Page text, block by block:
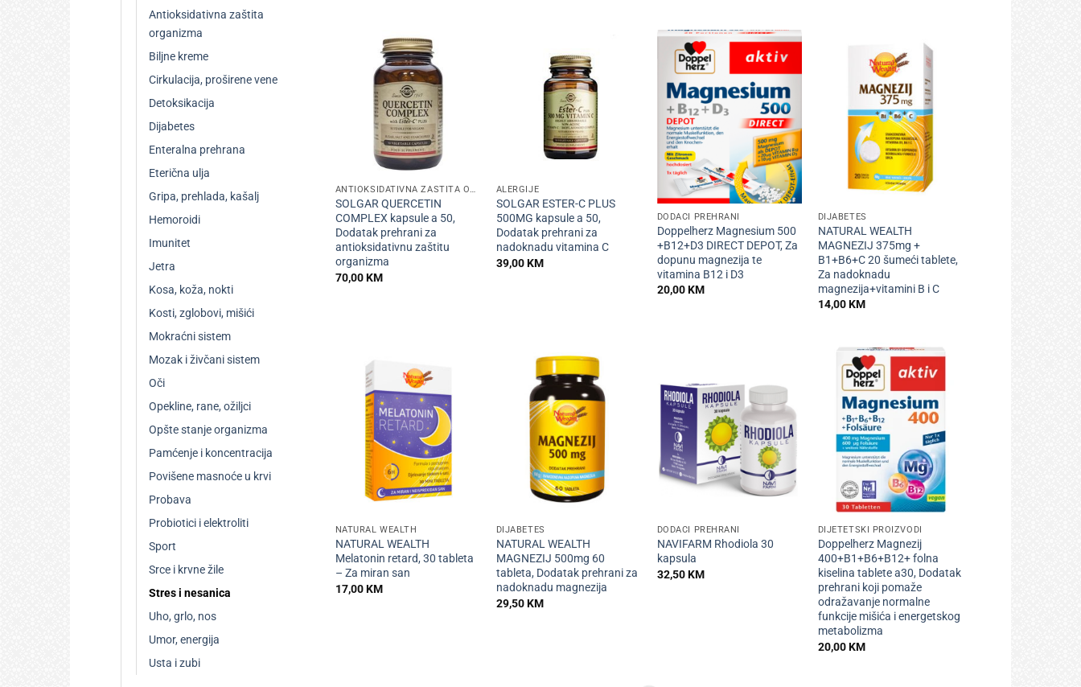
Antioksidativna zaštita
organizma
Biljne kreme
Cirkulacija, proširene vene
Detoksikacija
Dijabetes
Enteralna prehrana
Eterična ulja
Gripa, prehlada, kašalj
Hemoroidi
Imunitet
Jetra
Kosa, koža, nokti
Kosti, zglobovi, mišići
Mokraćni sistem
Mozak i živčani sistem
Oči
Opekline, rane, ožiljci
Opšte stanje organizma
Pamćenje i koncentracija
Povišene masnoće u krvi
Probava
Probiotici i elektroliti
Sport
Srce i krvne žile
Stres i nesanica
Uho, grlo, nos
Umor, energija
Usta i zubi
ANTIOKSIDATIVNA ZAŠTITA ORGANIZMA
SOLGAR QUERCETIN
COMPLEX kapsule a 50,
Dodatak prehrani za
antioksidativnu zaštitu
organizma
70,00KM
ALERGIJE
SOLGAR ESTER-C PLUS
500MG kapsule a 50,
Dodatak prehrani za
nadoknadu vitamina C
39,00KM
+
DODACI PREHRANI
Doppelherz Magnesium 500
+B12+D3 DIRECT DEPOT, Za
dopunu magnezija te
vitamina B12 i D3
20,00KM
DIJABETES
NATURAL WEALTH
MAGNEZIJ 375mg +
B1+B6+C 20 šumeći tablete,
Za nadoknadu
magnezija+vitamini B i C
14,00KM
NATURAL WEALTH
NATURAL WEALTH
Melatonin retard, 30 tableta
– Za miran san
17,00KM
DIJABETES
NATURAL WEALTH
MAGNEZIJ 500mg 60
tableta, Dodatak prehrani za
nadoknadu magnezija
29,50KM
DODACI PREHRANI
NAVIFARM Rhodiola 30
kapsula
32,50KM
+
DIJETETSKI PROIZVODI
Doppelherz Magnezij
400+B1+B6+B12+ folna
kiselina tablete a30, Dodatak
prehrani koji pomaže
odražavanje normalne
funkcije mišića i energetskog
metabolizma
20,00KM